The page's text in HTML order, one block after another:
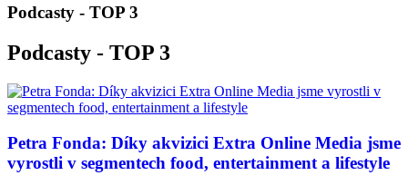
Podcasty - TOP 3
Podcasty - TOP 3
Petra Fonda: Díky akvizici Extra Online Media jsme
vyrostli v segmentech food, entertainment a lifestyle